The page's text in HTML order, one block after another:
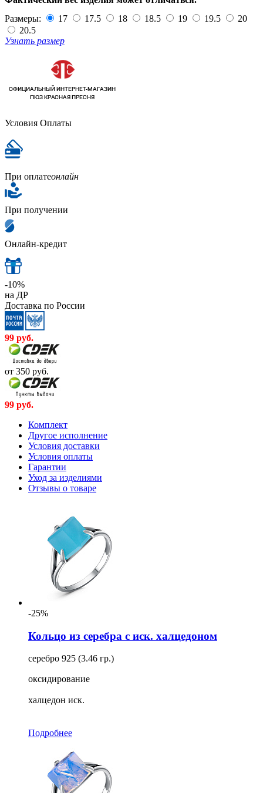
Размеры:
17 17.5 18 18.5 19 19.5
20
20.5
Узнать размер
Условия Оплаты
При оплатеонлайн
При получении
Онлайн-кредит
-10%
на ДР
Доставка по России
99 руб.
от 350 руб.
99 руб.
Комплект
Другое исполнение
Условия доставки
Условия оплаты
Гарантии
Уход за изделиями
Отзывы о товаре
-25%
Кольцо из серебра с иск. халцедоном
серебро 925 (3.46 гр.)
оксидирование
халцедон иск.
Подробнее